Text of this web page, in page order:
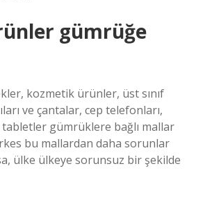
gümrüğe
kozmetik ürünler, üst sınıf
ve çantalar, cep telefonları,
gümrüklere bağlı mallar
bu mallardan daha sorunlar
ülke ülkeye sorunsuz bir şekilde